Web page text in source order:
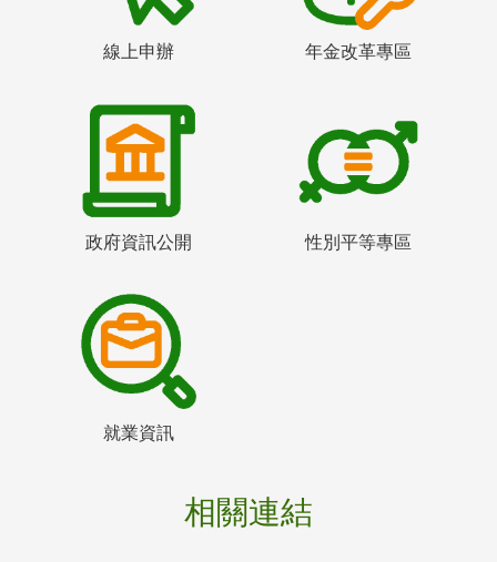
線上申辦 年金改革專區
政府資訊公開 性別平等專區
就業資訊
相關連結